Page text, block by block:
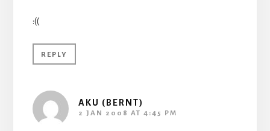
:((
REPLY
AKU (BERNT)
2 JAN 2008 AT 4:45 PM